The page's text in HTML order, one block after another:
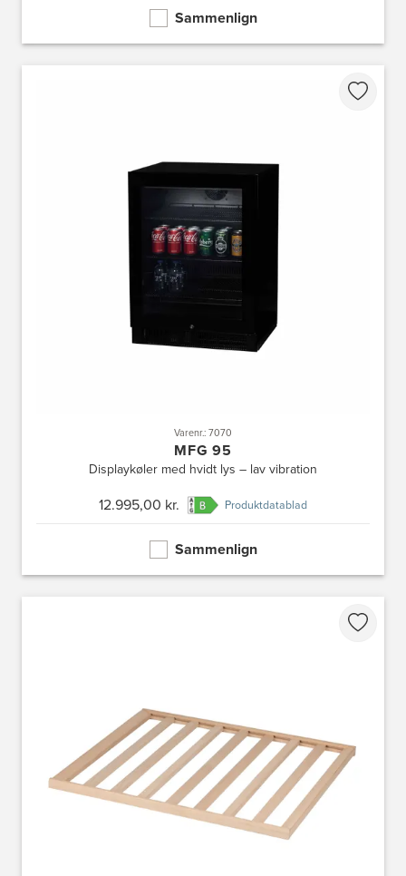
Sammenlign
Varenr.: 7070
MFG 95
Displaykøler med hvidt lys – lav vibration
12.995,00 kr. Produktdatablad
Sammenlign